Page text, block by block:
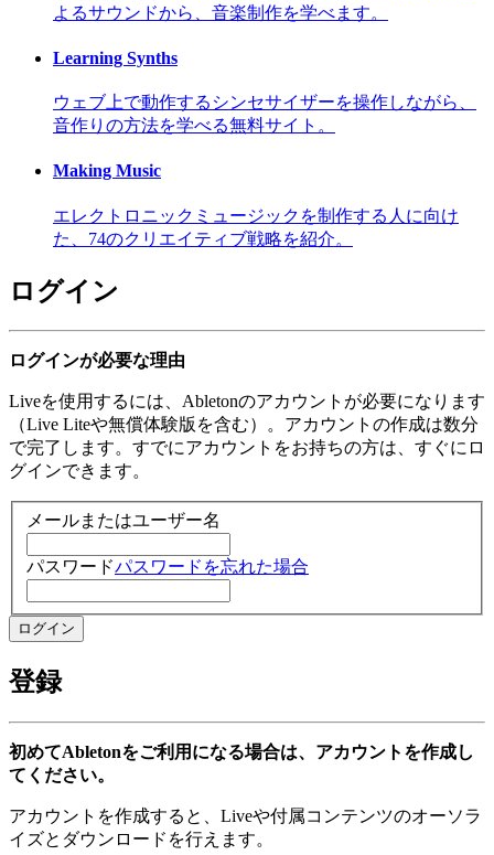
よるサウンドから、音楽制作を学べます。
Learning Synths
ウェブ上で動作するシンセサイザーを操作しながら、
音作りの方法を学べる無料サイト。
Making Music
エレクトロニックミュージックを制作する人に向け
た、74のクリエイティブ戦略を紹介。
ログイン
ログインが必要な理由
Liveを使用するには、Abletonのアカウントが必要になります
（Live Liteや無償体験版を含む）。アカウントの作成は数分
で完了します。すでにアカウントをお持ちの方は、すぐにロ
グインできます。
メールまたはユーザー名
パスワードパスワードを忘れた場合
登録
初めてAbletonをご利用になる場合は、アカウントを作成し
てください。
アカウントを作成すると、Liveや付属コンテンツのオーソラ
イズとダウンロードを行えます。